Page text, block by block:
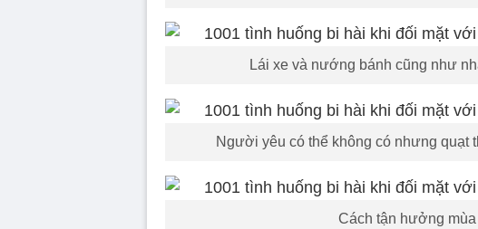
Lái xe và nướng bánh cũng như
Người yêu có thể không có nhưng quạt
Cách tận hưởng